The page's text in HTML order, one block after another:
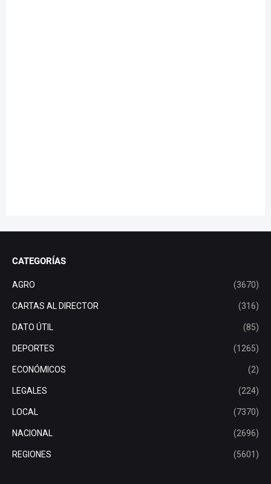
CATEGORÍAS
AGRO (3670)
CARTAS AL DIRECTOR (316)
DATO ÚTIL (85)
DEPORTES (1265)
ECONÓMICOS (2)
LEGALES (224)
LOCAL (7370)
NACIONAL (2696)
REGIONES (5601)